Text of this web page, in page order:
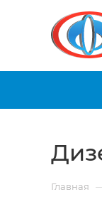
Главная